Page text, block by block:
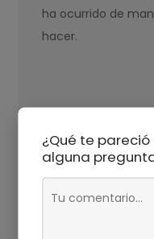
ha ocurrido de
hacer.
¿Qué te
alguna